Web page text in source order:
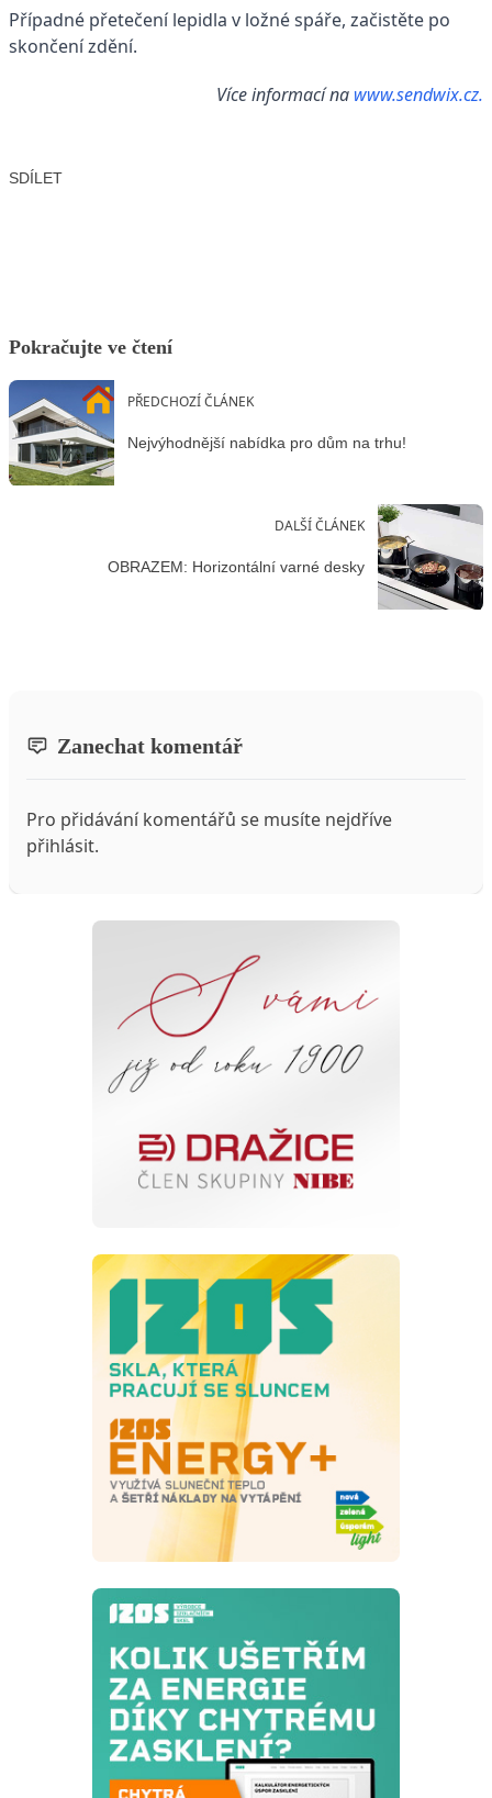
Případné přetečení lepidla v ložné spáře, začistěte po
skončení zdění.
Více informací na www.sendwix.cz.
SDÍLET
Pokračujte ve čtení
PŘEDCHOZÍ ČLÁNEK
Nejvýhodnější nabídka pro dům na trhu!
DALŠÍ ČLÁNEK
OBRAZEM: Horizontální varné desky
Zanechat komentář
Pro přidávání komentářů se musíte nejdříve
přihlásit.